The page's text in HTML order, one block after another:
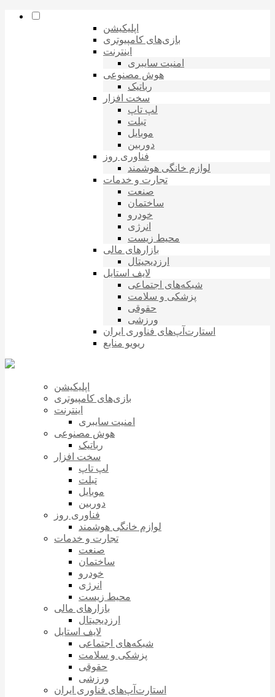
اپلیکیشن
بازی‌های کامپیوتری
اینترنت
امنیت سایبری
هوش مصنوعی
رباتیک
سخت افزار
لپ تاپ
تبلت
موبایل
دوربین
فناوری روز
لوازم خانگی هوشمند
تجارت و خدمات
صنعت
ساختمان
خودرو
انرژی
محیط زیست
بازارهای مالی
ارزدیجیتال
لایف استایل
شبکه‌های اجتماعی
پزشکی و سلامت
حقوقی
ورزشی
استارت‌آپ‌های فناوری ایران
ریویو منابع
اپلیکیشن
بازی‌های کامپیوتری
اینترنت
امنیت سایبری
هوش مصنوعی
رباتیک
سخت افزار
لپ تاپ
تبلت
موبایل
دوربین
فناوری روز
لوازم خانگی هوشمند
تجارت و خدمات
صنعت
ساختمان
خودرو
انرژی
محیط زیست
بازارهای مالی
ارزدیجیتال
لایف استایل
شبکه‌های اجتماعی
پزشکی و سلامت
حقوقی
ورزشی
استارت‌آپ‌های فناوری ایران